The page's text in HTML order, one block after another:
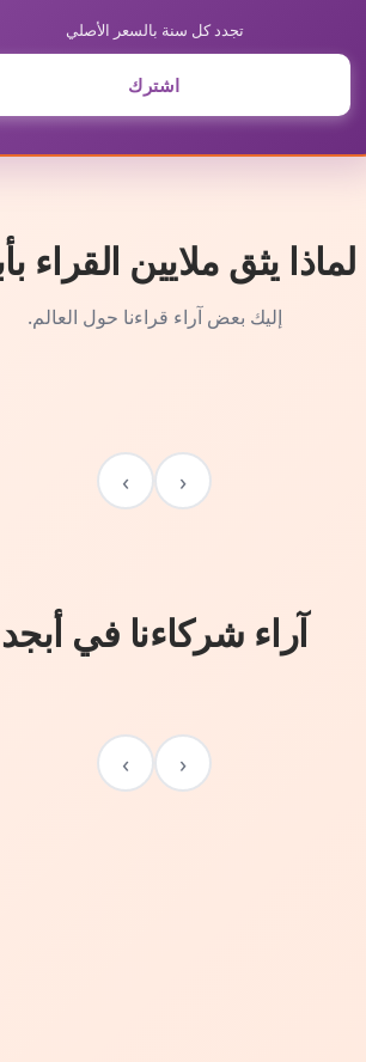
تجدد كل سنة بالسعر الأصلي
اشترك
لماذا يثق ملايين القراء
إليك بعض آراء قراءنا حول العالم.
‹
›
آراء شركاءنا في أبجد
‹
›